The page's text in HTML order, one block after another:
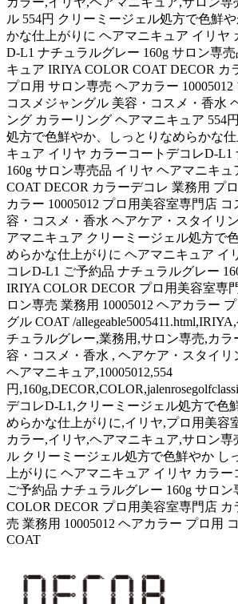
ル 554円 クリーミージェル処方で色鮮
かな仕上がりに ヘアマニキュア イリヤ
D-L1 ナチュラルグレー 160g サロン専
キュア IRIYA COLOR COAT DECOR カ
プロ用 サロン専売 ヘアカラー
コスメジャングル 美容・コスメ・香水
ング カラーリング ヘアマニキュア 554
処方で色鮮やか、しっとりなめらかな
キュア イリヤ カラーコートデコレD-L1
160g サロン専売品 イリヤ ヘアマニキュ
COAT DECOR カラーデコレ 業務用 プ
カラー 10005012 プロ用美容室専門店
容・コスメ・香水 ヘアケア・スタイリ
アマニキュア クリーミージェル処方で
めらかな仕上がりに ヘアマニキュア イ
コレD-L1 ご予約品 ナチュラルグレー
IRIYA COLOR DECOR プロ用美容室専
ロン専売 業務用 10005012 ヘアカラー
グル COAT /
チュラルグレー,業務用,サロン専売,カラ
容・コスメ・香水 , ヘアケア・スタイリ
ヘアマニキュア,10005012,554
円
デコレD-L1,クリーミージェル処方で色
めらかな仕上がりに,イリヤ,プロ用美容
カラー,イリヤ,ヘアマニキュア,サロン
ル クリーミージェル処方で色鮮やか し
上がりに ヘアマニキュア イリヤ カラ
ご予約品 ナチュラルグレー 160g サロン
COLOR DECOR プロ用美容室専門店
売 業務用 10005012 ヘアカラー プロ用
COAT